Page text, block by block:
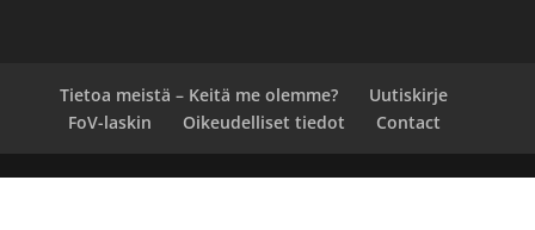
Tietoa meistä – Keitä me olemme?
Uutiskirje
FoV-laskin
Oikeudelliset tiedot Contact